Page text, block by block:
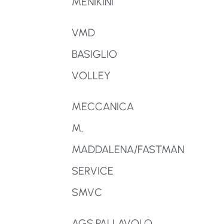
VMD
BASIGLIO
VOLLEY
MECCANICA
M.
MADDALENA/FASTMAN
SERVICE
SMVC